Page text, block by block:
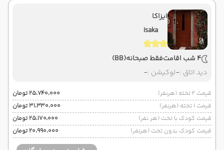
ایزاکا
Isaka
4 شب اقامت فقط صبحانه(BB)
دید اتاق :-لوکیشن :-
قیمت 2 تخته (هرنفر)
۲۵٬۷۴۰٬۰۰۰ تومان
قیمت 1 تخته (هرنفر)
۳۱٬۳۳۰٬۰۰۰ تومان
قیمت کودک با تخت (هر نفر)
۲۵٬۱۷۰٬۰۰۰ تومان
قیمت کودک بدون تخت (هرنفر)
۲۰٬۹۹۰٬۰۰۰ تومان